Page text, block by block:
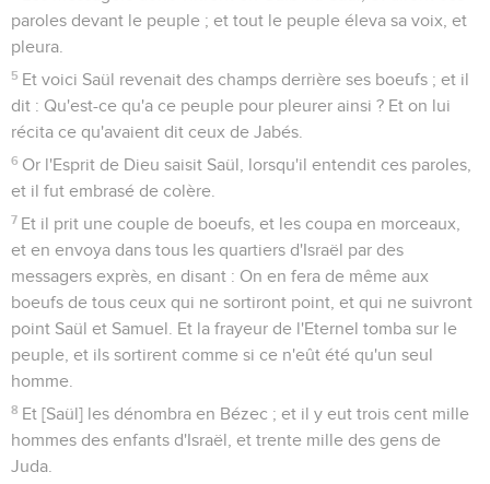
paroles devant le peuple ; et tout le peuple éleva sa voix, et
pleura.
5 Et voici Saül revenait des champs derrière ses boeufs ; et il
dit : Qu'est-ce qu'a ce peuple pour pleurer ainsi ? Et on lui
récita ce qu'avaient dit ceux de Jabés.
6 Or l'Esprit de Dieu saisit Saül, lorsqu'il entendit ces paroles,
et il fut embrasé de colère.
7 Et il prit une couple de boeufs, et les coupa en morceaux,
et en envoya dans tous les quartiers d'Israël par des
messagers exprès, en disant : On en fera de même aux
boeufs de tous ceux qui ne sortiront point, et qui ne suivront
point Saül et Samuel. Et la frayeur de l'Eternel tomba sur le
peuple, et ils sortirent comme si ce n'eût été qu'un seul
homme.
8 Et [Saül] les dénombra en Bézec ; et il y eut trois cent mille
hommes des enfants d'Israël, et trente mille des gens de
Juda.